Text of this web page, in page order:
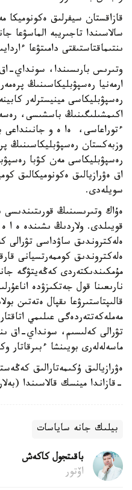
قازاقستان سيفرلىق
سالاسىندا تاجىريبە الماسۋعا
ىنتىماقتاستىقتى دامىتۋعا
وتىرىس بارىسىندا، سونداي-
ارمەنيا رەسپۋبليكاسىنىڭ
رەسپۋبليكاسى مينيسترلەر
اكىمشىلىگىنىڭ باسشىسى،
ءتوراعاسى، ەا ە و جانىنداعى
وزبەكستان رەسپۋبليكاسىنىڭ
رەسپۋبليكاسى مەن كۋبا
اق ەۋرازيالىق ەكونوميكالىق
سويلەدى.
ەۇاك وتىرىسىنىڭ قورىتىندىسى
قويىلدى. ولاردىڭ ىشىندە ە ا
ەلەكتروندىق ساۋداسى تۋرالى
ەلەكتروندىق كوممەرتسيانى
مۇمكىندىكتەردى كەڭەيتۋگە
نارىعىنا قول جەتكىزۋدە
قالىپتاستىرۋعا ىقپال ەتەتىن
مەملەكەتتەردەگى عىلىمي
تۋرالى كەلىسىم، سونداي-اق
ماسەلەلەرى بويىنشا ءبىرقاتار
-قازاندا مينسك قالاسىندا
بيلىك جانە ساياسات
باقىتجول كاكەش
اۆتور